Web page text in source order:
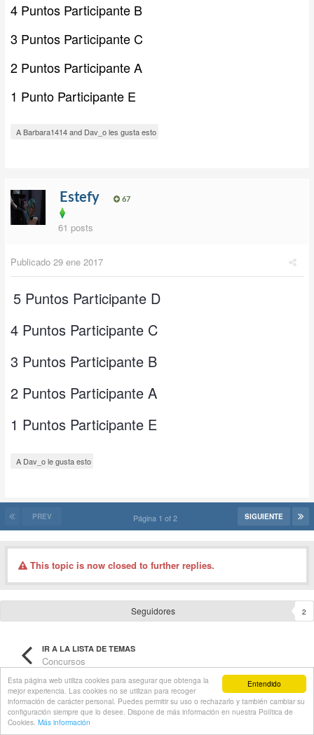
Entendido
Esta página web utiliza cookies para asegurar que obtenga la
mejor experiencia. Las cookies no se utilizan para recoger
información de carácter personal. Puedes permitir su uso o rechazarlo y también cambiar su
configuración siempre que lo desee. Dispone de más información en nuestra Política de
Cookies. Más información
4 Puntos Participante B
3 Puntos Participante C
2 Puntos Participante A
1 Punto Participante E
A Barbara1414 and Dav_o les gusta esto
Estefy 67
61 posts
Publicado 29 ene 2017
5 Puntos Participante D
4 Puntos Participante C
3 Puntos Participante B
2 Puntos Participante A
1 Puntos Participante E
A Dav_o le gusta esto
PREV SIGUIENTE
Página 1 of 2
This topic is now closed to further replies.
Seguidores 2
IR A LA LISTA DE TEMAS
Concursos